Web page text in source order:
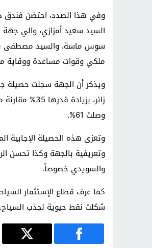
السيد سعيد أمزازي، والي
سوس ماسة، والسيد مصطفى
ملكي وقوات مساعدة ووقاية
وصلت 61%.
وتعزى هذه الحصيلة الإجابية
وتعريفية بالجهة وكذا تحسن
والسويدي خصوصاً.
كما عرف قطاع الإستثمار
شكلت نقط حيوية لجذب السياح.